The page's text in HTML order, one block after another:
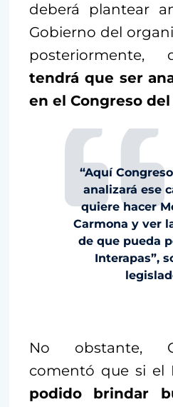
deberá plantear
Gobierno del
posteriormente,
tendrá que ser
en el Congreso del
“Aquí
analizará ese
quiere hacer
Carmona y ver
de que pueda
Interapas”,
No obstante,
comentó que si el
podido brindar